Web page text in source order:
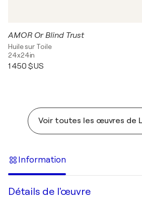
AMOR Or Blind Trust
Huile sur Toile
24x24in
1 450 $US
Voir toutes les œuvres de
Information
Détails de l'œuvre